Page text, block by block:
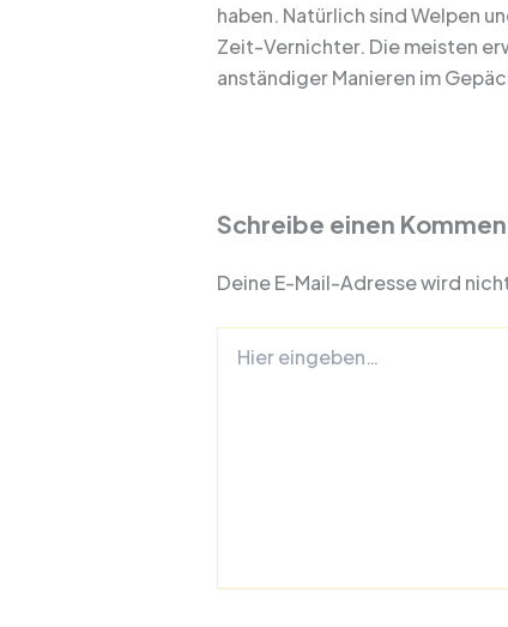
haben. Natürlich sind Welpen
Zeit-Vernichter. Die meisten
anständiger Manieren im
Schreibe einen
Deine E-Mail-Adresse wird
eingeben…